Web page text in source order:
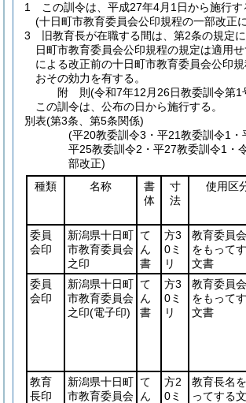
1
この訓令は、平成27年4月1日から施行す
(十日町市教育委員会公印規程の一部改正
3
旧教育長が在職する間は、第2条の規定
日町市教育委員会公印規程の規定は適用
による改正前の十日町市教育委員会公印
おその効力を有する。
附 則(令和7年12月26日教委訓令第1
この訓令は、公布の日から施行する。
別表(第3条、第5条関係)
(平20教委訓令3・平21教委訓令1・
平25教委訓令2・平27教委訓令1・
部改正)
種類
名称
書
体
寸
法
使用区
委員
会印
新潟県十日町
市教育委員会
之印
て
ん
書
方3
0ミ
リ
教育委員
をもって
文書
委員
会印
新潟県十日町
市教育委員会
之印(電子印)
て
ん
書
方3
0ミ
リ
教育委員
をもって
文書
教育
長印
新潟県十日町
市教育委員会
て
ん
方2
0ミ
教育長名
ってする